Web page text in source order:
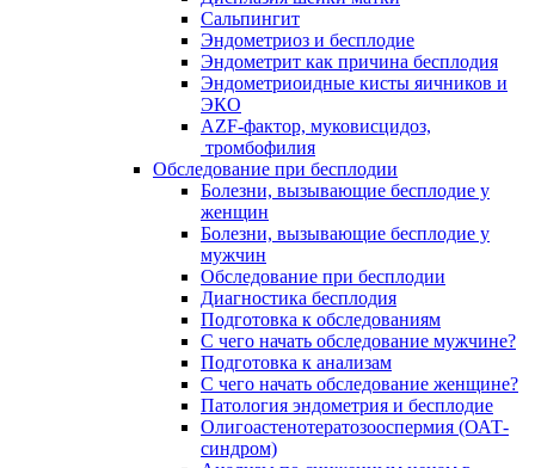
Сальпингит
Эндометриоз и бесплодие
Эндометрит как причина бесплодия
Эндометриоидные кисты яичников и
ЭКО
AZF-фактор, муковисцидоз,
тромбофилия
Обследование при бесплодии
Болезни, вызывающие бесплодие у
женщин
Болезни, вызывающие бесплодие у
мужчин
Обследование при бесплодии
Диагностика бесплодия
Подготовка к обследованиям
С чего начать обследование мужчине?
Подготовка к анализам
С чего начать обследование женщине?
Патология эндометрия и бесплодие
Олигоастенотератозооспермия (ОАТ-
синдром)